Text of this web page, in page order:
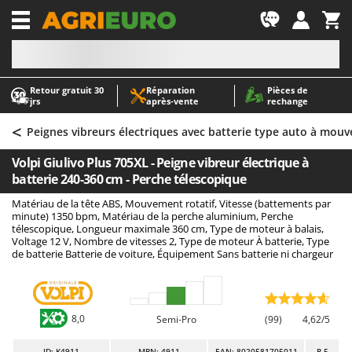
Retour gratuit 30
jrs
Réparation
après‑vente
Pièces de
rechange
-1
A
Abris de jardin
Accessoires pour tracteurs tondeuses autoportés
Aérateurs Scarificateurs pour gazon
Arracheuses de pommes de terre pour tracteur
Aspirateurs - Balais Électriques
Aspirateurs à cendres
Aspirateurs à feuilles sur roues
Aspirateurs Multifonctions
Atomiseurs agricoles pour tracteurs
A
AgriEuro Premium
AgriEuro TOP-LINE
AGT
Aima
Airmec
AL-KO
Alce
Alpina
< Peignes vibreurs électriques avec batterie type auto à
Volpi Giulivo Plus 705XL - Peigne vibreur électrique à
batterie 240-360 cm - Perche télescopique
Matériau de la tête ABS, Mouvement rotatif, Vitesse (battements par
minute) 1350 bpm, Matériau de la perche aluminium, Perche
télescopique, Longueur maximale 360 cm, Type de moteur à balais,
Voltage 12 V, Nombre de vitesses 2, Type de moteur À batterie, Type
de batterie Batterie de voiture, Équipement Sans batterie ni chargeur
8,0 Semi-Pro (99) 4,62/5